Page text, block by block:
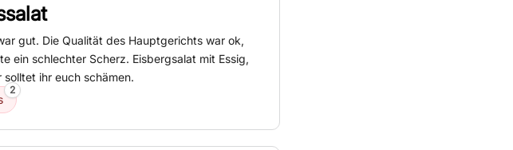
gut. Die Qualität des Hauptgerichts war ok,
ein schlechter Scherz. Eisbergsalat mit Essig,
ihr euch schämen.
2